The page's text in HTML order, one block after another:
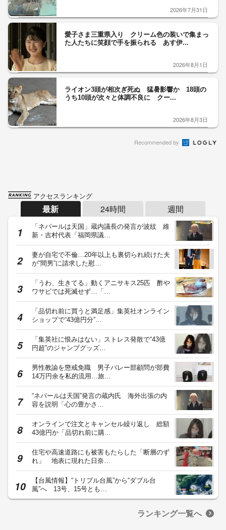
2026年7月31日
愛子さま三重県入り クリーム色の装いで集まっ
た人たちに笑顔で手を振られる あす伊...
2026年8月1日
ライオン3頭が相次ぎ死ぬ 猛暑影響か 18頭の
うち10頭が次々と体調不良に クー...
2026年8月3日
Recommended by
アクセスランキング
最新 24時間 週間
「ネパールは天国」蔵内議長の発言が波紋 維
新・吉村代表「福岡県議…
妻が自宅で不倫…20年以上も裏切られ続けた夫
が“間男”に請求した慰…
「うわ、生きてる」動くアニサキス25匹 酢や
ワサビでは死滅せず…「…
「品切れ前に買うと満足感」集英社オンライン
ショップで“43億円分”…
「集英社に恨みはない」ストレス発散で“43億
円超”のジャンプグッズ…
男性教諭を懲戒免職 男子バレー部顧問が部費
14万円余を私的流用…旅…
“ネパールは天国”発言の蔵内氏 海外出張の内
容を説明「心の豊かさ…
オンラインで注文とキャンセル繰り返し 総額
43億円か「品切れ前に購…
住宅や高速道路にも被害もたらした「断層のず
れ」 地表に現れた日奈…
【台風情報】“トリプル台風”から“ダブル台
風”へ 13号、15号とも…
ランキング一覧へ